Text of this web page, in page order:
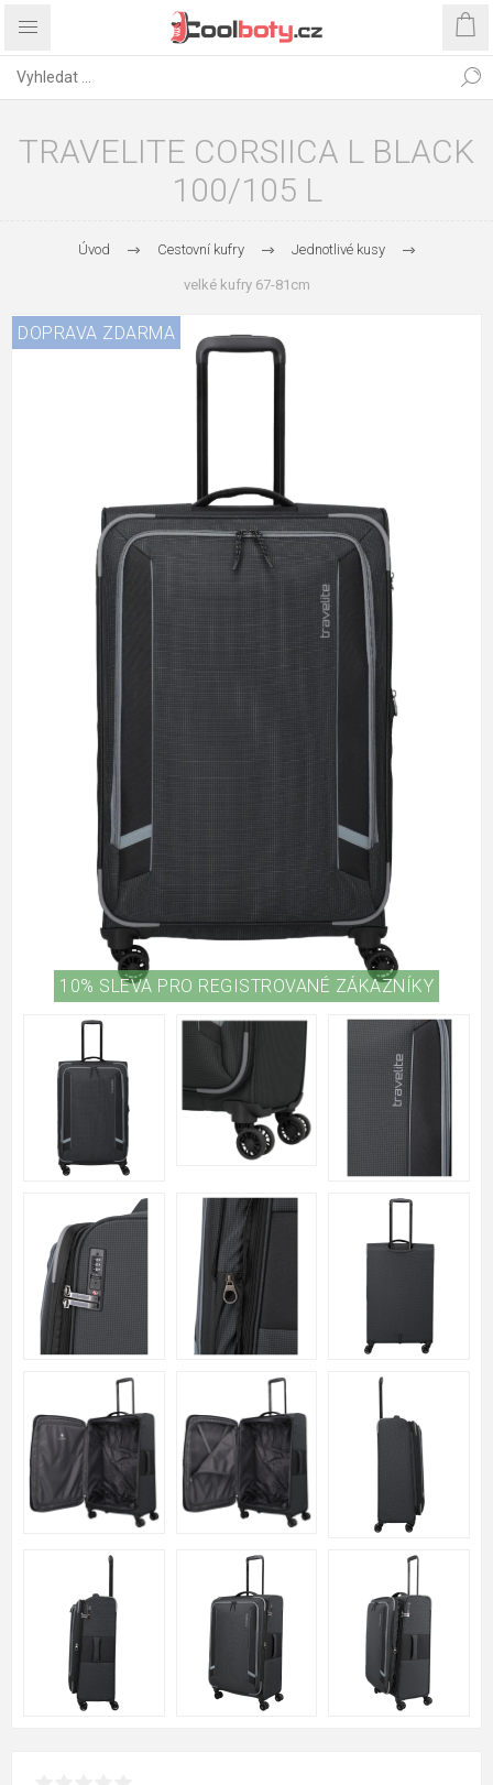
TRAVELITE CORSIICA L BLACK
100/105 L
Úvod Cestovní kufry Jednotlivé kusy
velké kufry 67-81cm
DOPRAVA ZDARMA
10% SLEVA PRO REGISTROVANÉ ZÁKAZNÍKY